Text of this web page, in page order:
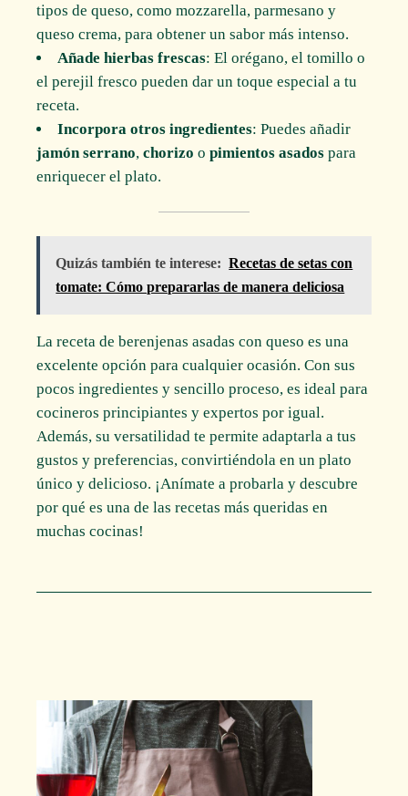
tipos de queso, como mozzarella, parmesano y
queso crema, para obtener un sabor más intenso.
Añade hierbas frescas: El orégano, el tomillo o
el perejil fresco pueden dar un toque especial a tu
receta.
Incorpora otros ingredientes: Puedes añadir
jamón serrano,chorizo opimientos asados para
enriquecer el plato.
Quizás también te interese: Recetas de setas con
tomate: Cómo prepararlas de manera deliciosa
La receta de berenjenas asadas con queso es una
excelente opción para cualquier ocasión. Con sus
pocos ingredientes y sencillo proceso, es ideal para
cocineros principiantes y expertos por igual.
Además, su versatilidad te permite adaptarla a tus
gustos y preferencias, convirtiéndola en un plato
único y delicioso. ¡Anímate a probarla y descubre
por qué es una de las recetas más queridas en
muchas cocinas!